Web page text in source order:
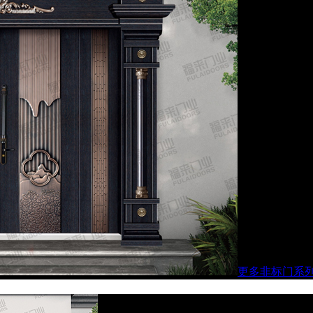
更多非标门系